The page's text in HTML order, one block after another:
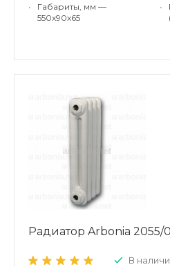
•
Габариты, мм —
550x90x65
•
Радиатор Arbonia 2055/
В